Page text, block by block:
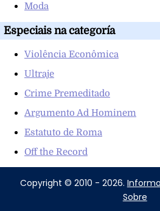
Moda
Especiais na categoría
Violência Econômica
Ultraje
Crime Premeditado
Argumento Ad Hominem
Estatuto de Roma
Off the Record
Copyright © 2010 - 2026.
Sobre